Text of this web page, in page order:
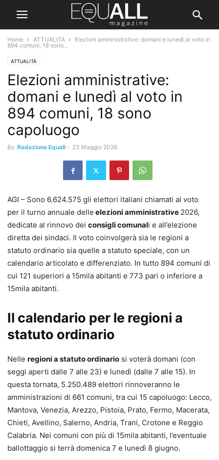
Home ATTUALITÀ
Elezioni amministrative: domani e lunedì al voto in
894 comuni, 18 sono...
ATTUALITÀ
Elezioni amministrative:
domani e lunedì al voto in
894 comuni, 18 sono
capoluogo
By Redazione Equall - 23 Maggio 2026
AGI – Sono 6.624.575 gli elettori italiani chiamati al voto
per il turno annuale delle elezioni amministrative 2026,
dedicate al rinnovo dei consigli comunali e all’elezione
diretta dei sindaci. Il voto coinvolgerà sia le regioni a
statuto ordinario sia quelle a statuto speciale, con un
calendario articolato e differenziato. In tutto 894 comuni di
cui 121 superiori a 15mila abitanti e 773 pari o inferiore a
15mila abitanti.
Il calendario per le regioni a
statuto ordinario
Nelle regioni a statuto ordinario si voterà domani (con
seggi aperti dalle 7 alle 23) e lunedì (dalle 7 alle 15). In
questa tornata, 5.250.489 elettori rinnoveranno le
amministrazioni di 661 comuni, tra cui 15 capoluogo: Lecco,
Mantova, Venezia, Arezzo, Pistoia, Prato, Fermo, Macerata,
Chieti, Avellino, Salerno, Andria, Trani, Crotone e Reggio
Calabria. Nei comuni con più di 15mila abitanti, l’eventuale
ballottaggio si terrà domenica 7 e lunedì 8 giugno.